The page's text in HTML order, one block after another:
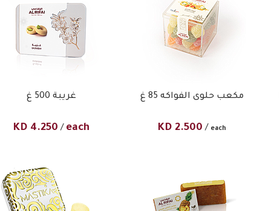
غريبة 500 غ
KD 4.250 / each
مكعب حلوى الفواكه 85 غ
KD 2.500 / each